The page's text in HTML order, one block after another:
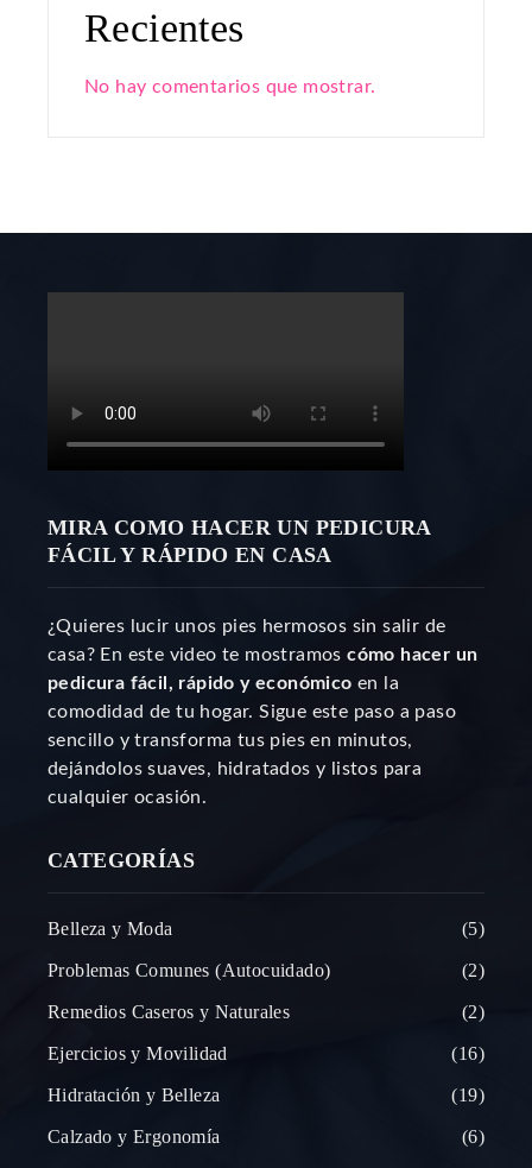
Recientes
No hay comentarios que mostrar.
MIRA COMO HACER UN PEDICURA
FÁCIL Y RÁPIDO EN CASA
¿Quieres lucir unos pies hermosos sin salir de
casa? En este video te mostramoscómo hacer un
pedicura fácil, rápido y económico en la
comodidad de tu hogar. Sigue este paso a paso
sencillo y transforma tus pies en minutos,
dejándolos suaves, hidratados y listos para
cualquier ocasión.
CATEGORÍAS
Belleza y Moda 5
Problemas Comunes (Autocuidado) 2
Remedios Caseros y Naturales 2
Ejercicios y Movilidad 16
Hidratación y Belleza 19
Calzado y Ergonomía 6